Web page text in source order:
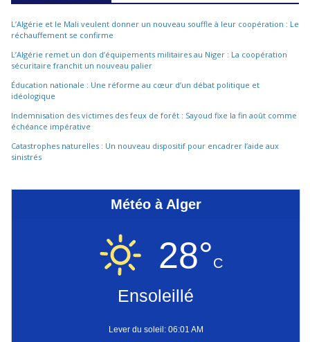
L’Algérie et le Mali veulent donner un nouveau souffle à leur coopération : Le
réchauffement se confirme
L’Algérie remet un don d’équipements militaires au Niger : La coopération
sécuritaire franchit un nouveau palier
Éducation nationale : Une réforme au cœur d’un débat politique et
idéologique
Indemnisation des victimes des feux de forêt : Sayoud fixe la fin août comme
échéance impérative
Catastrophes naturelles : Un nouveau dispositif pour encadrer l’aide aux
sinistrés
Météo à Alger
28°C
Ensoleillé
Lever du soleil: 06:01 AM